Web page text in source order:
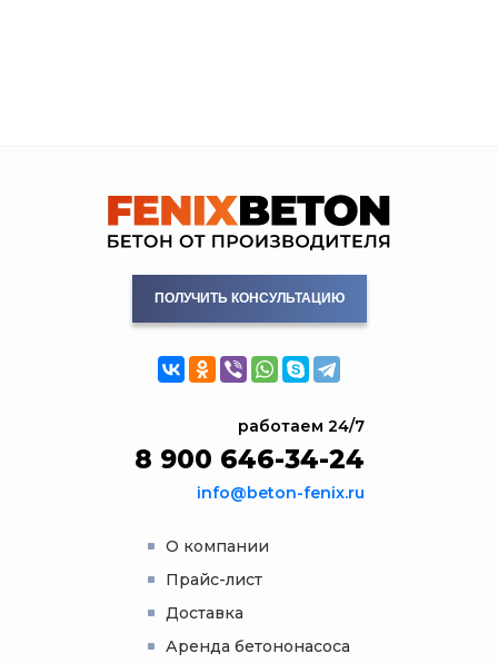
ПОЛУЧИТЬ КОНСУЛЬТАЦИЮ
О компании
Прайс-лист
Доставка
Аренда бетононасоса
работаем 24/7
8 900 646-34-24
info@beton-fenix.ru